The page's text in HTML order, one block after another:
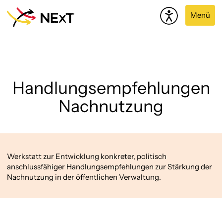
Menü
Handlungsempfehlungen
Nachnutzung
Werkstatt zur Entwicklung konkreter, politisch
anschlussfähiger Handlungsempfehlungen zur Stärkung der
Nachnutzung in der öffentlichen Verwaltung.